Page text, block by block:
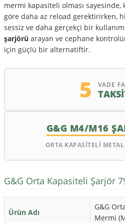
mermi kapasiteli olması sayesinde,
göre daha az reload gerektirirken,
sessiz ve daha gerçekçi bir
şarjörü arayan ve cephane
için güçlü bir alternatiftir.
5 VADE
G&G M4/M16
ORTA KAPASİTELİ
G&G Orta Kapasiteli Şarjör
Ürün Adı
G&G
Mermi